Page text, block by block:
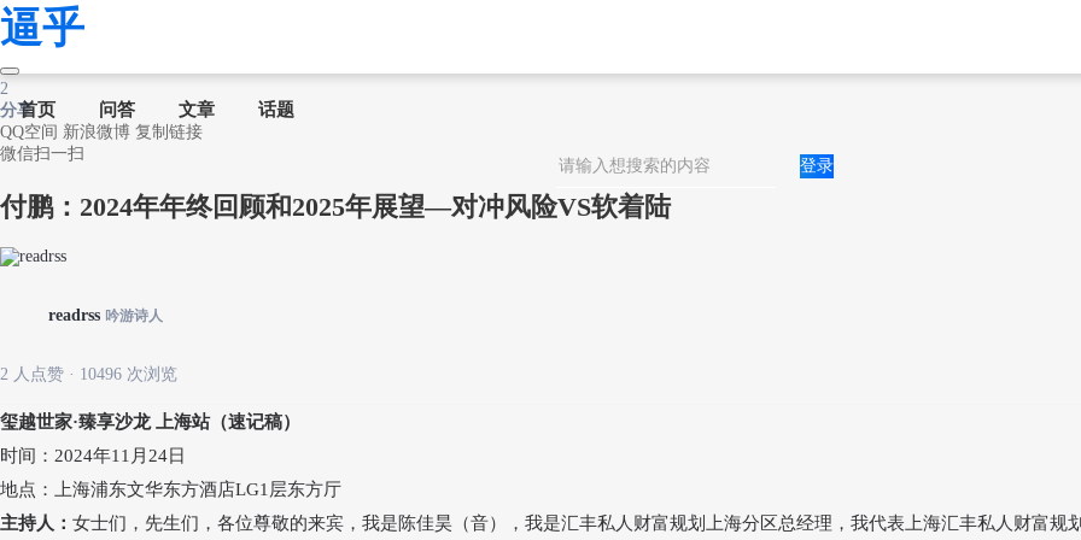
逼乎
首页 问答 文章 话题
登录
2
分享
QQ空间 新浪微博 复制链接
微信扫一扫
付鹏：2024年年终回顾和2025年展望—对冲风险VS软着陆
readrss 吟游诗人
2 人点赞 · 10496 次浏览
玺越世家·臻享沙龙 上海站（速记稿）
时间： 2024年11月24日
地点：上海浦东文华东方酒店LG1层东方厅
主持人： 女士们，先生们，各位尊敬的来宾，我是陈佳昊（音），我是汇丰私人财富规划上海分区总经理，我代表上海汇丰私人财富规